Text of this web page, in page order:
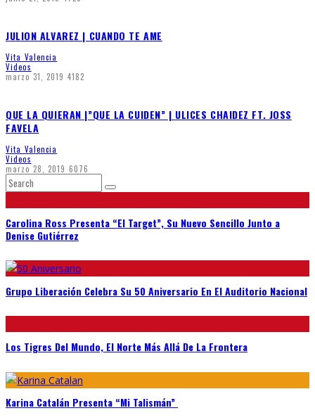
JULION ALVAREZ | CUANDO TE AME
Vita Valencia
Videos
marzo 31, 2019 4182
QUE LA QUIERAN |”QUE LA CUIDEN” | ULICES CHAIDEZ FT. JOSS
FAVELA
Vita Valencia
Videos
marzo 28, 2019 6076
Carolina Ross Presenta “El Target”, Su Nuevo Sencillo Junto a
Denise Gutiérrez
Grupo Liberación Celebra Su 50 Aniversario En El Auditorio Nacional
Los Tigres Del Mundo, El Norte Más Allá De La Frontera
Karina Catalán Presenta “Mi Talismán”